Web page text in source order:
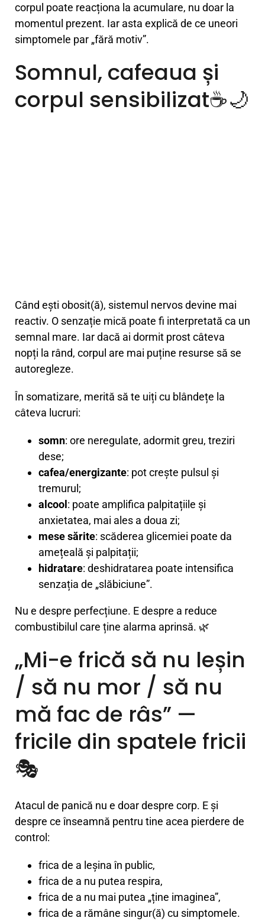
corpul poate reacționa la acumulare, nu doar la
momentul prezent. Iar asta explică de ce uneori
simptomele par „fără motiv”.
Somnul, cafeaua și
corpul sensibilizat☕🌙
Când ești obosit(ă), sistemul nervos devine mai
reactiv. O senzație mică poate fi interpretată ca un
semnal mare. Iar dacă ai dormit prost câteva
nopți la rând, corpul are mai puține resurse să se
autoregleze.
În somatizare, merită să te uiți cu blândețe la
câteva lucruri:
somn: ore neregulate, adormit greu, treziri
dese;
cafea/energizante: pot crește pulsul și
tremurul;
alcool : poate amplifica palpitațiile și
anxietatea, mai ales a doua zi;
mese sărite: scăderea glicemiei poate da
amețeală și palpitații;
hidratare: deshidratarea poate intensifica
senzația de „slăbiciune”.
Nu e despre perfecțiune. E despre a reduce
combustibilul care ține alarma aprinsă. 🌿
„Mi-e frică să nu leșin
/ să nu mor / să nu
mă fac de râs” —
fricile din spatele fricii
🎭
Atacul de panică nu e doar despre corp. E și
despre ce înseamnă pentru tine acea pierdere de
control:
frica de a leșina în public,
frica de a nu putea respira,
frica de a nu mai putea „ține imaginea”,
frica de a rămâne singur(ă) cu simptomele.